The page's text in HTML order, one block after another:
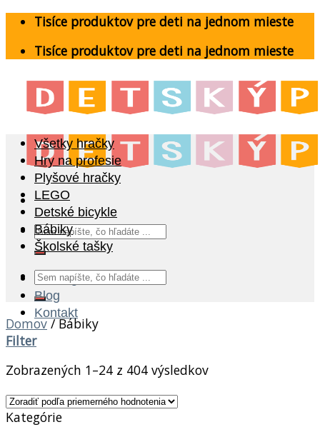
Skip
content
Tisíce produktov pre deti na jednom mieste
Tisíce produktov pre deti na jednom mieste
Hľadať:
Katalóg
Blog
Kontakt
Všetky hračky
Hry na profesie
Plyšové hračky
LEGO
Detské bicykle
Bábiky
Školské tašky
Hľadať:
Domov /Bábiky
Filter
Zobrazených 1–24 z 404 výsledkov
Kategórie